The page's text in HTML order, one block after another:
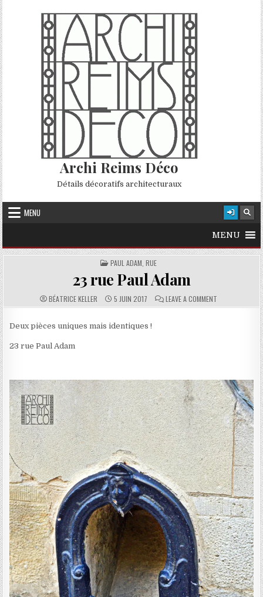
Skip to content
Archi Reims Déco
Détails décoratifs architecturaux
MENU
MENU
POSTED IN
PAUL ADAM, RUE
23 rue Paul Adam
AUTHOR:
BÉATRICE KELLER PUBLISHED DATE:
5 JUIN 2017 COMMENTS:
LEAVE A COMMENT ON 23 RUE
Deux pièces uniques mais identiques !
23 rue Paul Adam